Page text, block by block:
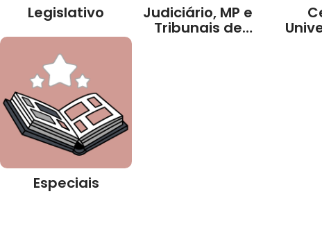
Legislativo Judiciário, MP e
Tribunais de
Especiais